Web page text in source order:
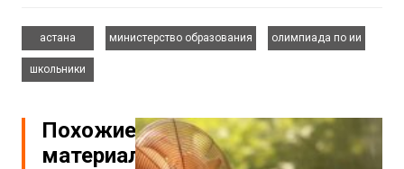
астана
министерство образования
олимпиада по ии
школьники
Похожие
материалы